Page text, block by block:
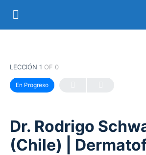
LECCIÓN 1 OF 0
En Progreso
Dr. Rodrigo
(Chile) |